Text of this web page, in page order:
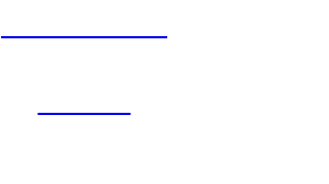
ŽIVOTNÍ ZMĚNA
NERUŠIT